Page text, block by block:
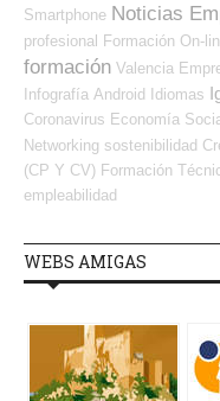
Smartphone Noticias
profesional Formación On-
formación Valencia
Infografía Android Idiomas
Coronavirus Economía
Networking sostenibilidad
(CP Y CV) Formación
empleabilidad
WEBS AMIGAS